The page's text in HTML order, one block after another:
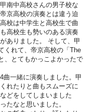
南中高校さんの男子校な
京高校の演奏とは違う迫
校は中学生と高校生で曲
高校生も勢いのある演奏
ありました。 そして、甲
くれて、帝京高校の「The
、とてもかっこよかったで
曲一緒に演奏しました。甲
れたりと曲もスムーズに
どをしてしまいました
たなと思いました。